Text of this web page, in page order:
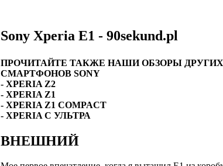
Sony Xperia E1 - 90sekund.pl
ПРОЧИТАЙТЕ ТАКЖЕ НАШИ ОБЗОРЫ ДРУГИХ
СМАРТФОНОВ SONY
- XPERIA Z2
- XPERIA Z1
- XPERIA Z1 COMPACT
- XPERIA С УЛЬТРА
ВНЕШНИЙ